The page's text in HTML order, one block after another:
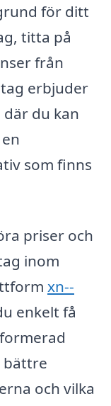
för ditt
titta på
från
erbjuder
du kan
som finns
priser och
inom
xn--
enkelt få
bättre
och vilka